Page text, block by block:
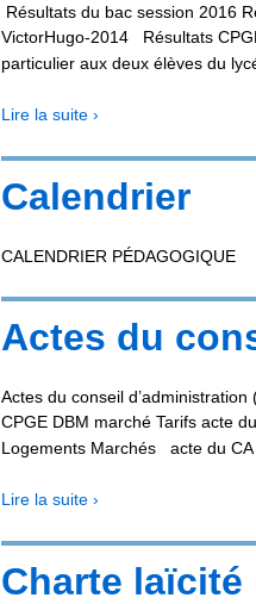
Résultats du bac session 2016
VictorHugo-2014 Résultats
particulier aux deux élèves du
Lire la suite ›
Calendrier
CALENDRIER PÉDAGOGIQUE
Actes du
Actes du conseil
CPGE DBM marché Tarifs acte
Logements Marchés acte du CA
Lire la suite ›
Charte laïcité